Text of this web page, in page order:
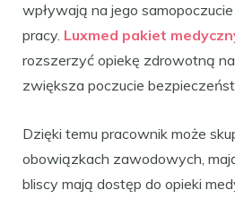
wpływają na jego
pracy. Luxmed pakiet
rozszerzyć opiekę zdrowotną
zwiększa poczucie
Dzięki temu pracownik może
obowiązkach zawodowych,
bliscy mają dostęp do opieki